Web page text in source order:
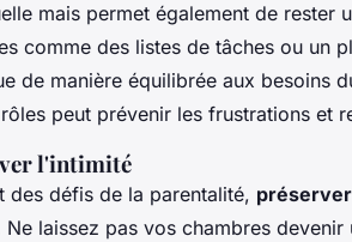
mais permet également de
comme des listes de tâches ou un
de manière équilibrée aux besoins
peut prévenir les frustrations et
l'intimité
des défis de la parentalité,
Ne laissez pas vos chambres